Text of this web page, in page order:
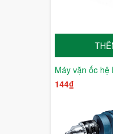
Máy vặn ốc hệ
144₫